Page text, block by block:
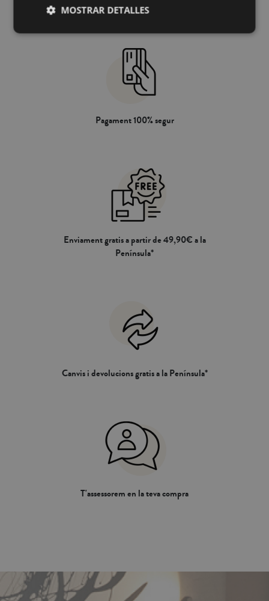
volum d'aire que cada nòrdic és capaç
d'acollir al seu interior, indica el grau
d'esponjositat i volum del plomissol.
Escull la mida del farcit nòrdic més
durant tot l'any per separat o
conjuntament). Per raons d' higiene,
farcit nòrdic més convenient, segons
les mides del teu llit i les de la funda
nòrdica:Llit 80 - 90 cm:
180x220cmLlit 135cm:
220x240cmLlit 160 - 180cm:
Pagament 100% segur
Enviament gratis a partir de 49,90€ a la
Península*
Canvis i devolucions gratis a la Península*
T'assessorem en la teva compra
MOSTRAR DETALLES